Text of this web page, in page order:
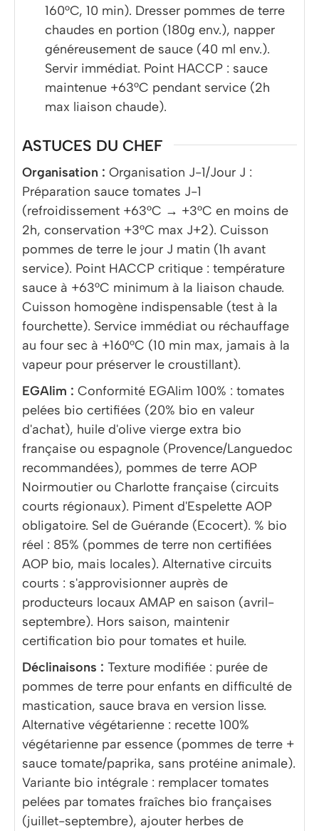
160°C, 10 min). Dresser pommes de terre
chaudes en portion (180g env.), napper
généreusement de sauce (40 ml env.).
Servir immédiat. Point HACCP : sauce
maintenue +63°C pendant service (2h
max liaison chaude).
ASTUCES DU CHEF
Organisation : Organisation J-1/Jour J :
Préparation sauce tomates J-1
(refroidissement +63°C → +3°C en moins de
2h, conservation +3°C max J+2). Cuisson
pommes de terre le jour J matin (1h avant
service). Point HACCP critique : température
sauce à +63°C minimum à la liaison chaude.
Cuisson homogène indispensable (test à la
fourchette). Service immédiat ou réchauffage
au four sec à +160°C (10 min max, jamais à la
vapeur pour préserver le croustillant).
EGAlim : Conformité EGAlim 100% : tomates
pelées bio certifiées (20% bio en valeur
d'achat), huile d'olive vierge extra bio
française ou espagnole (Provence/Languedoc
recommandées), pommes de terre AOP
Noirmoutier ou Charlotte française (circuits
courts régionaux). Piment d'Espelette AOP
obligatoire. Sel de Guérande (Ecocert). % bio
réel : 85% (pommes de terre non certifiées
AOP bio, mais locales). Alternative circuits
courts : s'approvisionner auprès de
producteurs locaux AMAP en saison (avril-
septembre). Hors saison, maintenir
certification bio pour tomates et huile.
Déclinaisons : Texture modifiée : purée de
pommes de terre pour enfants en difficulté de
mastication, sauce brava en version lisse.
Alternative végétarienne : recette 100%
végétarienne par essence (pommes de terre +
sauce tomate/paprika, sans protéine animale).
Variante bio intégrale : remplacer tomates
pelées par tomates fraîches bio françaises
(juillet-septembre), ajouter herbes de